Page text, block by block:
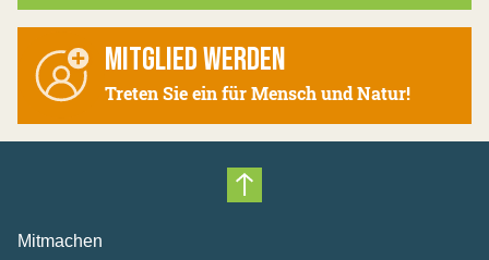
MITGLIED WERDEN
Treten Sie ein für Mensch und Natur!
Nach oben scrollen
Mitmachen